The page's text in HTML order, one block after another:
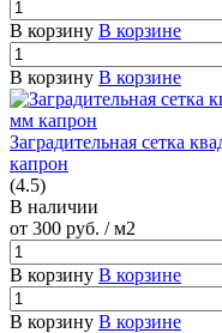
В корзину В корзине
В корзину В корзине
Заградительная сетка
капрон
(4.5)
В наличии
от 300 руб. / м2
В корзину В корзине
В корзину В корзине